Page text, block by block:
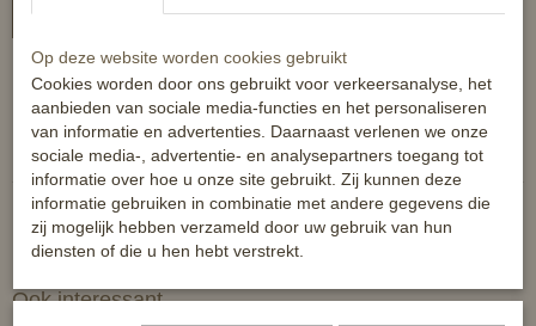
In winkelwagen
Modieuze rijzweep met glitters - 49 cm lang
Reacties
Ook interessant
Op deze website worden cookies gebruikt
Cookies worden door ons gebruikt voor verkeersanalyse, het
aanbieden van sociale media-functies en het personaliseren
van informatie en advertenties. Daarnaast verlenen we onze
sociale media-, advertentie- en analysepartners toegang tot
informatie over hoe u onze site gebruikt. Zij kunnen deze
informatie gebruiken in combinatie met andere gegevens die
zij mogelijk hebben verzameld door uw gebruik van hun
diensten of die u hen hebt verstrekt.